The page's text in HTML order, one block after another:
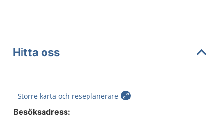
Hitta oss
Större karta och reseplanerare
Besöksadress: